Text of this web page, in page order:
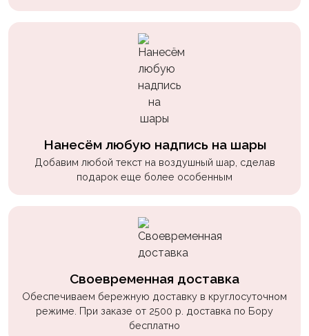
Нанесём любую надпись на шары
Добавим любой текст на воздушный шар, сделав
подарок еще более особенным
Своевременная доставка
Обеспечиваем бережную доставку в круглосуточном
режиме. При заказе от 2500 р. доставка по Бору
бесплатно